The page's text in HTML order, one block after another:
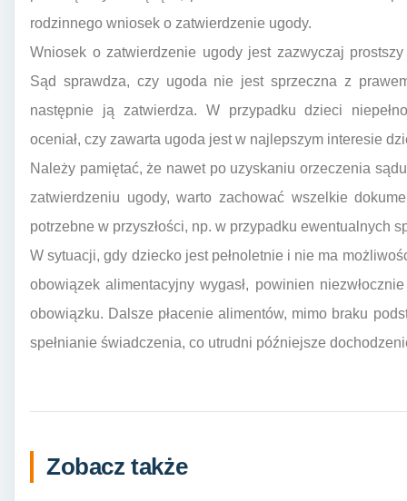
rodzinnego wniosek o zatwierdzenie ugody.
Wniosek o zatwierdzenie ugody jest zazwyczaj
Sąd sprawdza, czy ugoda nie jest sprzeczna z
następnie ją zatwierdza. W przypadku dzieci
oceniał, czy zawarta ugoda jest w najlepszym interesie
Należy pamiętać, że nawet po uzyskaniu orzeczenia
zatwierdzeniu ugody, warto zachować wszelkie
potrzebne w przyszłości, np. w przypadku ewentualnych
W sytuacji, gdy dziecko jest pełnoletnie i nie ma
obowiązek alimentacyjny wygasł, powinien
obowiązku. Dalsze płacenie alimentów, mimo braku
spełnianie świadczenia, co utrudni późniejsze
Zobacz także